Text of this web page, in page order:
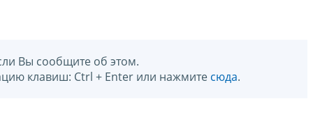
Вы сообщите об этом.
клавиш: Ctrl + Enter или нажмите сюда.